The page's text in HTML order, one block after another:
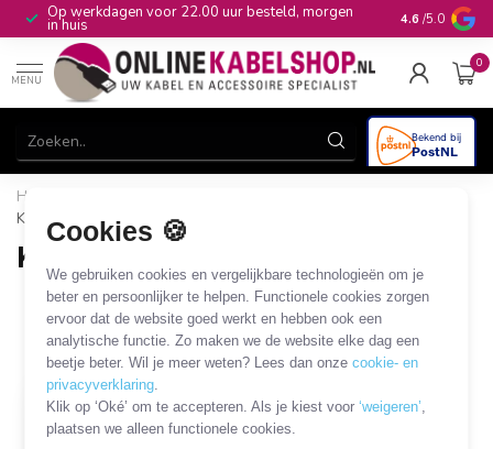
Cookies 🍪
We gebruiken cookies en vergelijkbare technologieën om je
beter en persoonlijker te helpen. Functionele cookies zorgen
ervoor dat de website goed werkt en hebben ook een
analytische functie. Zo maken we de website elke dag een
beetje beter. Wil je meer weten? Lees dan onzecookie- en
privacyverklaring
Klik op ‘Oké’ om te accepteren. Als je kiest voor‘weigeren’
plaatsen we alleen functionele cookies.
Op werkdagen voor 22.00 uur besteld, morgen
in huis 10+jaar
4.6 /5.0
MENU
0
Home
Keystone D-type frame
Keystone D-type frame
1 PRODUCT
Filters SORTEER OP